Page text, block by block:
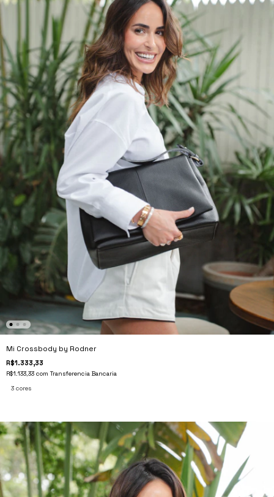
Mi Crossbody by Rodner
R$1.333,33
R$1.133,33 com Transferencia Bancaria
3 cores